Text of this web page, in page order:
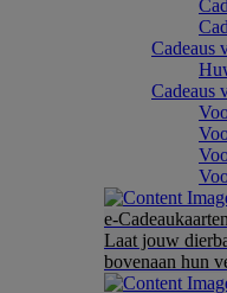
Cadeaus
Cadeaus
e-Cadeaukaarten
Laat jouw
bovenaan hun